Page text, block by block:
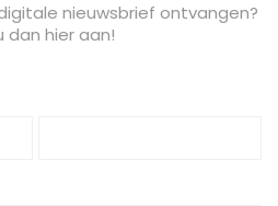
nieuwsbrief ontvangen?
dan hier aan!